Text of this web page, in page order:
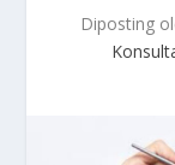
Diposting